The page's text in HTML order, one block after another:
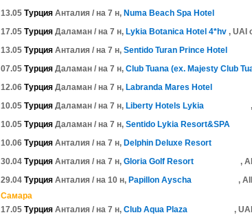
13.05 Турция Анталия / на 7 н, Numa Beach Spa Hotel
17.05 Турция Даламан / на 7 н, Lykia Botanica Hotel 4*hv , UAI
13.05 Турция Анталия / на 7 н, Sentido Turan Prince Hotel
07.05 Турция Даламан / на 7 н, Club Tuana (ex. Majesty Club
12.06 Турция Даламан / на 7 н, Labranda Mares Hotel
10.05 Турция Даламан / на 7 н, Liberty Hotels Lykia
10.05 Турция Даламан / на 7 н, Sentido Lykia Resort&SPA
10.06 Турция Анталия / на 7 н, Delphin Deluxe Resort
30.04 Турция Анталия / на 7 н, Gloria Golf Resort ,
29.04 Турция Анталия / на 10 н, Papillon Ayscha ,
Самара
17.05 Турция Анталия / на 7 н, Club Aqua Plaza , UAI